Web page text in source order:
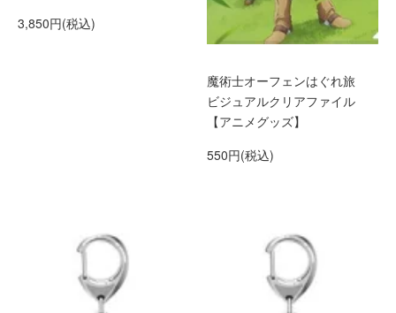
3,850円(税込)
魔術士オーフェンはぐれ旅
ビジュアルクリアファイル
【アニメグッズ】
550円(税込)